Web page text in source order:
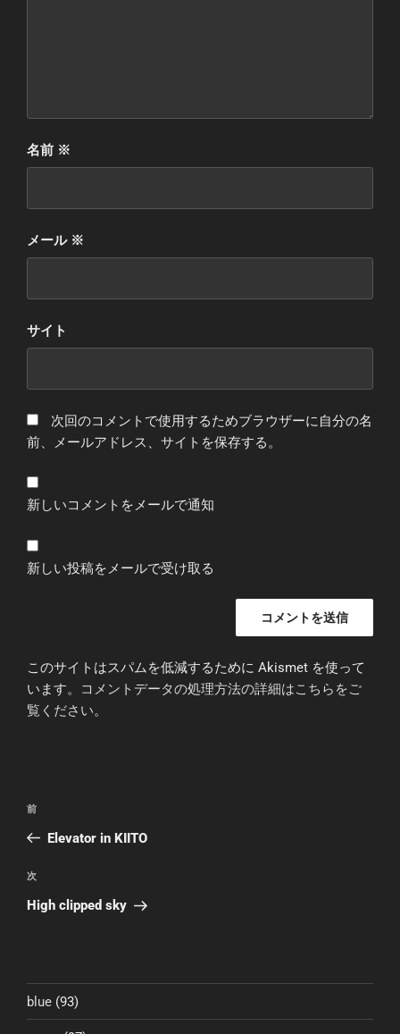
名前 ※
メール ※
サイト
次回のコメントで使用するためブラウザーに自分の名
前、メールアドレス、サイトを保存する。
新しいコメントをメールで通知
新しい投稿をメールで受け取る
このサイトはスパムを低減するために Akismet を使って
います。
コメントデータの処理方法の詳細はこちらをご
覧ください。
投
ビ
ゲ
ン
前
の
稿
前
Elevator in KIITO
次
の
次
High clipped sky
blue (93)